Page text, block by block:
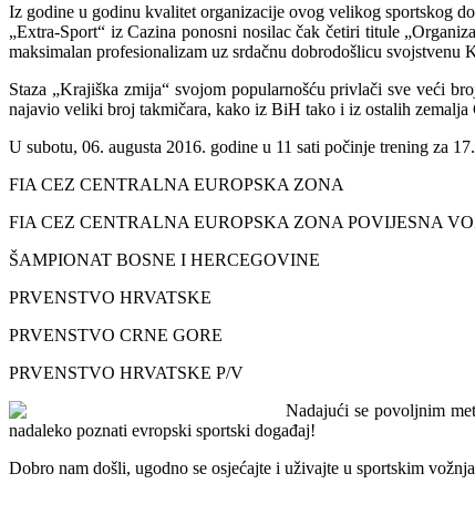
Iz godine u godinu kvalitet organizacije ovog velikog sportskog
„Extra-Sport“ iz Cazina ponosni nosilac čak četiri titule
maksimalan profesionalizam uz srdačnu dobrodošlicu svojstvenu
Staza „Krajiška zmija“ svojom popularnošću privlači sve veći
najavio veliki broj takmičara, kako iz BiH tako i iz ostalih zemalja
U subotu, 06. augusta 2016. godine u 11 sati počinje trening za
FIA CEZ CENTRALNA EUROPSKA ZONA
FIA CEZ CENTRALNA EUROPSKA ZONA POVIJESNA
ŠAMPIONAT BOSNE I HERCEGOVINE
PRVENSTVO HRVATSKE
PRVENSTVO CRNE GORE
PRVENSTVO HRVATSKE P/V
Nadajući se povoljnim
nadaleko poznati evropski sportski događaj!
Dobro nam došli, ugodno se osjećajte i uživajte u sportskim